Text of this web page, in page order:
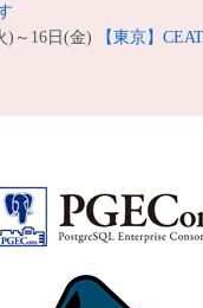
)～16日(金)
【東京】